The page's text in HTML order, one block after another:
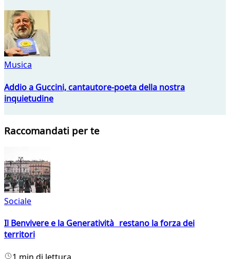
Musica
Addio a Guccini, cantautore-poeta della nostra
inquietudine
Raccomandati per te
Sociale
Il Benvivere e la Generatività restano la forza dei
territori